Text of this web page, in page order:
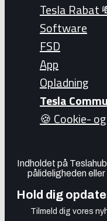
Tesla Rabat
Software
FSD
App
Opladning
Tesla
🍪 Cookie-
Indholdet på
pålideligheden
Hold dig
Tilmeld dig vores